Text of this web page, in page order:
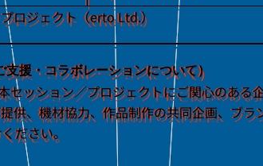
ロジェクト（erto Ltd.）
・コラボレーションについて）
セッション／プロジェクトにご関心のあ
供、機材協力、作品制作の共同企画、ブ
ださい。